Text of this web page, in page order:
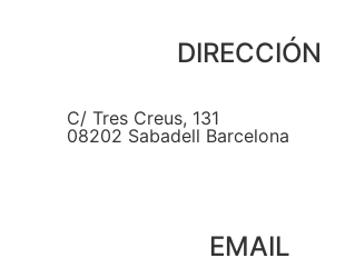
DIRECCIÓN
C/ Tres Creus, 131
08202 Sabadell Barcelona
EMAIL